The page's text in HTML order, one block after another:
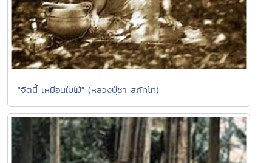
"จิตนี้ เหมือนใบไม้" (หลวงปู่ชา สุภัทโท)